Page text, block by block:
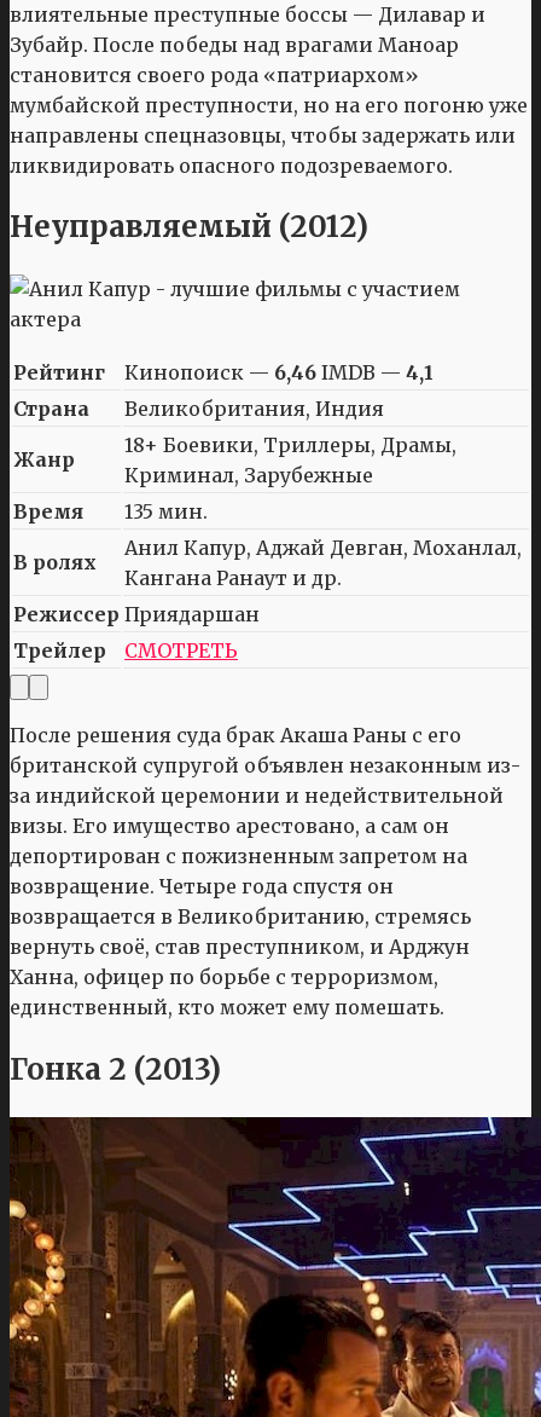
влиятельные преступные боссы — Дилавар и
Зубайр. После победы над врагами Маноар
становится своего рода «патриархом»
мумбайской преступности, но на его погоню уже
направлены спецназовцы, чтобы задержать или
ликвидировать опасного подозреваемого.
Неуправляемый (2012)
Рейтинг Кинопоиск — 6,46 IMDB — 4,1
Страна
Великобритания, Индия
Жанр
18+ Боевики, Триллеры, Драмы,
Криминал, Зарубежные
Время
135 мин.
В ролях
Анил Капур, Аджай Девган, Моханлал,
Кангана Ранаут и др.
Режиссер Приядаршан
Трейлер
СМОТРЕТЬ
После решения суда брак Акаша Раны с его
британской супругой объявлен незаконным из-
за индийской церемонии и недействительной
визы. Его имущество арестовано, а сам он
депортирован с пожизненным запретом на
возвращение. Четыре года спустя он
возвращается в Великобританию, стремясь
вернуть своё, став преступником, и Арджун
Ханна, офицер по борьбе с терроризмом,
единственный, кто может ему помешать.
Гонка 2 (2013)